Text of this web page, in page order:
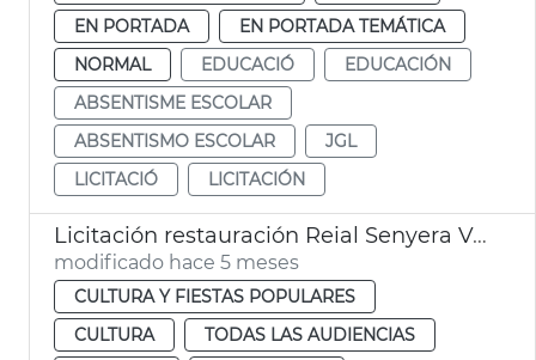
EN PORTADA
EN PORTADA TEMÁTICA
NORMAL
EDUCACIÓ
EDUCACIÓN
ABSENTISME ESCOLAR
ABSENTISMO ESCOLAR
JGL
LICITACIÓ
LICITACIÓN
Licitación restauración Reial Senyera València
modificado hace 5 meses
CULTURA Y FIESTAS POPULARES
CULTURA
TODAS LAS AUDIENCIAS